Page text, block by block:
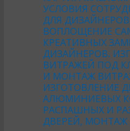
УСЛОВИЯ
ДЛЯ
ВОПЛОЩЕНИЕ
КРЕАТИВНЫХ
ДИЗАЙНЕРОВ.
ВИТРАЖЕЙ ПОД
И МОНТАЖ
ИЗГОТОВЛЕНИЕ
АЛЮМИНИЕВЫХ
РАСПАШНЫХ И
ДВЕРЕЙ, МОНТАЖ